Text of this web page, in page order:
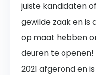
juiste kandidaten
gewilde zaak en is
op maat hebben
deuren te
2021 afgerond en is